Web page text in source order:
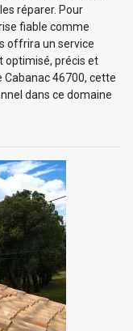
réparer. Pour
fiable comme
offrira un service
optimisé, précis et
Cabanac 46700, cette
dans ce domaine